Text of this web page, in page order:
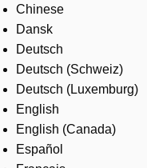
Industries
Services
About us
Where to buy
Contact us
Careers
Chinese
Dansk
Deutsch
Deutsch (Schweiz)
Deutsch (Luxemburg)
English
English (Canada)
Español